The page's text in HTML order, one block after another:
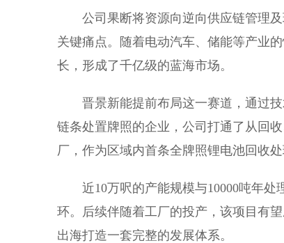
公司果断将资源向逆向供应链管理
关键痛点。随着电动汽车、储能等产业
长，形成了千亿级的蓝海市场。
晋景新能提前布局这一赛道，通过
链条处置牌照的企业，公司打通了从回
厂，作为区域内首条全牌照锂电池回收
近10万呎的产能规模与10000吨年
环。后续伴随着工厂的投产，该项目有
出海打造一套完整的发展体系。